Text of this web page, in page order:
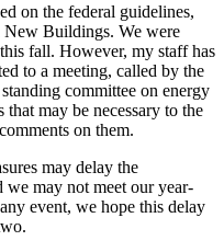
on the federal guidelines,
New Buildings. We were
fall. However, my staff has
to a meeting, called by the
committee on energy
may be necessary to the
on them.
may delay the
may not meet our year-
event, we hope this delay